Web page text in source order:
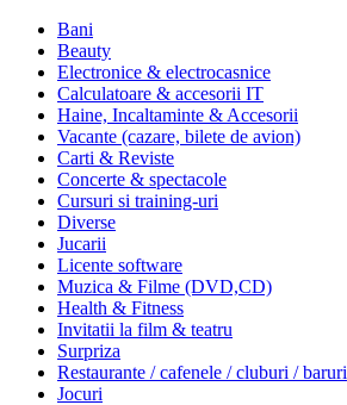
Bani
Beauty
Electronice & electrocasnice
Calculatoare & accesorii IT
Haine, Incaltaminte & Accesorii
Vacante (cazare, bilete de avion)
Carti & Reviste
Concerte & spectacole
Cursuri si training-uri
Diverse
Jucarii
Licente software
Muzica & Filme (DVD,CD)
Health & Fitness
Invitatii la film & teatru
Surpriza
Restaurante / cafenele / cluburi / baruri
Jocuri